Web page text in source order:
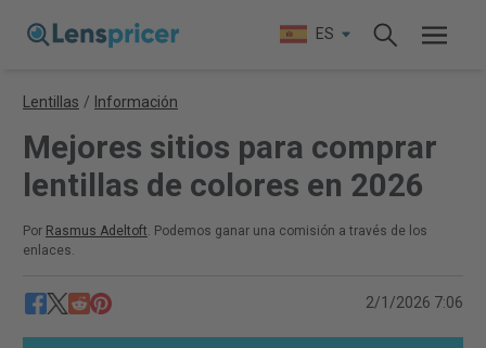
ES
Lentillas / Información
Mejores sitios para comprar
lentillas de colores en 2026
Por Rasmus Adeltoft. Podemos ganar una comisión a través de los
enlaces.
2/1/2026 7:06